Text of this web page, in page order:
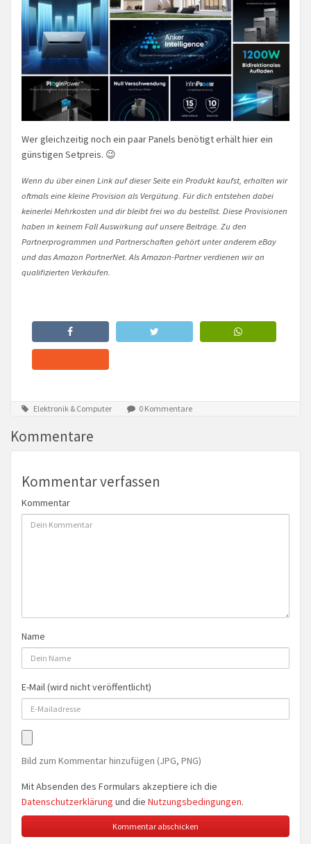
Wer gleichzeitig noch ein paar Panels benötigt erhält hier ein
günstigen Setpreis. 😉
Wenn du über einen Link auf dieser Seite ein Produkt kaufst, erhalten wir
oftmals eine kleine Provision als Vergütung. Für dich entstehen dabei
keinerlei Mehrkosten und dir bleibt frei wo du bestellst. Diese Provisionen
haben in keinem Fall Auswirkung auf unsere Beiträge. Zu den
Partnerprogrammen und Partnerschaften gehört unter anderem eBay
und das Amazon PartnerNet. Als Amazon-Partner verdienen wir an
qualifizierten Verkäufen.
Elektronik & Computer 0 Kommentare
Kommentare
Kommentar verfassen
Kommentar
Name
E-Mail (wird nicht veröffentlicht)
Bild zum Kommentar hinzufügen (JPG, PNG)
Mit Absenden des Formulars akzeptiere ich die
Datenschutzerklärung und die Nutzungsbedingungen.